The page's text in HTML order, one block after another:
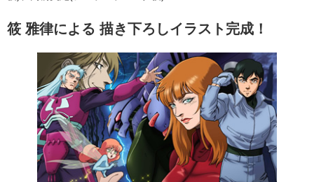
筱 雅律による 描き下ろしイラスト完成！